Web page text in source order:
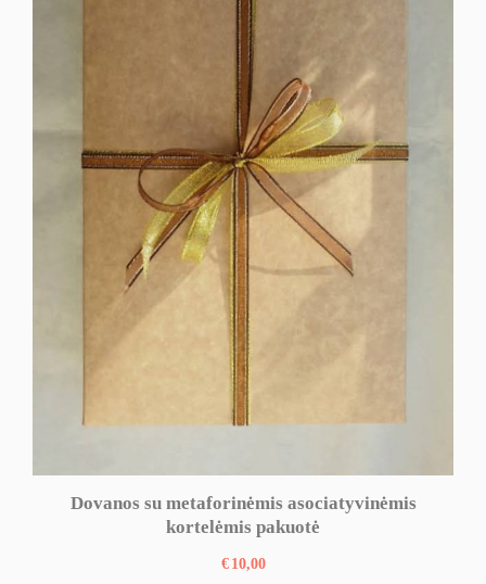
Dovanos su metaforinėmis asociatyvinėmis
kortelėmis pakuotė
€ 10,00